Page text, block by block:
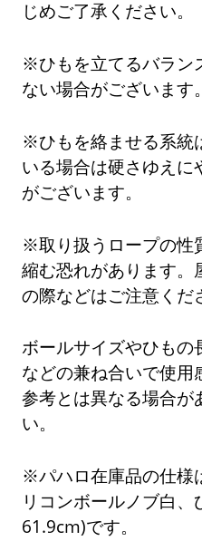
じめご了承ください。
※ひもを立てるバラン
ない場合がございます。
※ひもを絡ませる系統
いる場合は硬さゆえに
がございます。
※取り扱うロープの性
縮む恐れがあります。
の際などはご注意くだ
ボールサイズやひもの
などの兼ね合いで使
参考とは異なる場合が
い。
※パハロ在庫品の仕様
リコンボールノブ白
61.9cm)です。